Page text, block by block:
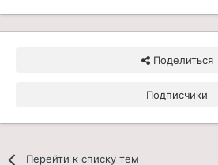
Поделиться
Подписчики
Перейти к списку тем